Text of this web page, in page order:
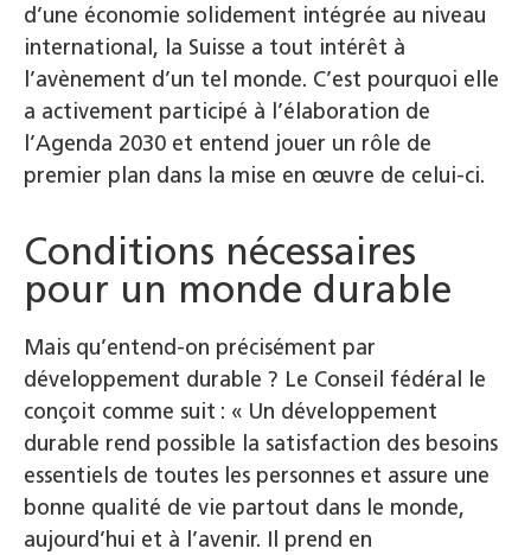
d’une économie solidement intégrée au niveau
international, la Suisse a tout intérêt à
l’avènement d’un tel monde. C’est pourquoi elle
a activement participé à l’élaboration de
l’Agenda 2030 et entend jouer un rôle de
premier plan dans la mise en œuvre de celui-ci.
Conditions nécessaires
pour un monde durable
Mais qu’entend-on précisément par
développement durable ? Le Conseil fédéral le
conçoit comme suit : « Un développement
durable rend possible la satisfaction des besoins
essentiels de toutes les personnes et assure une
bonne qualité de vie partout dans le monde,
aujourd’hui et à l’avenir. Il prend en